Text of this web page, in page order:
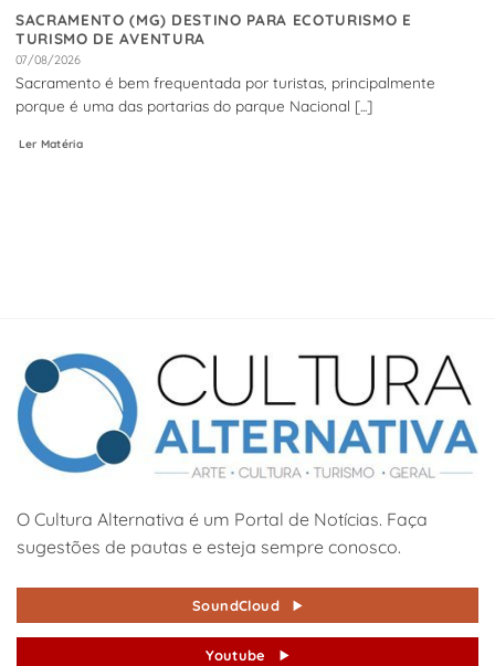
SACRAMENTO (MG) DESTINO PARA ECOTURISMO E
TURISMO DE AVENTURA
07/08/2026
Sacramento é bem frequentada por turistas, principalmente
porque é uma das portarias do parque Nacional [...]
Ler Matéria
O Cultura Alternativa é um Portal de Notícias. Faça
sugestões de pautas e esteja sempre conosco.
SoundCloud
Youtube